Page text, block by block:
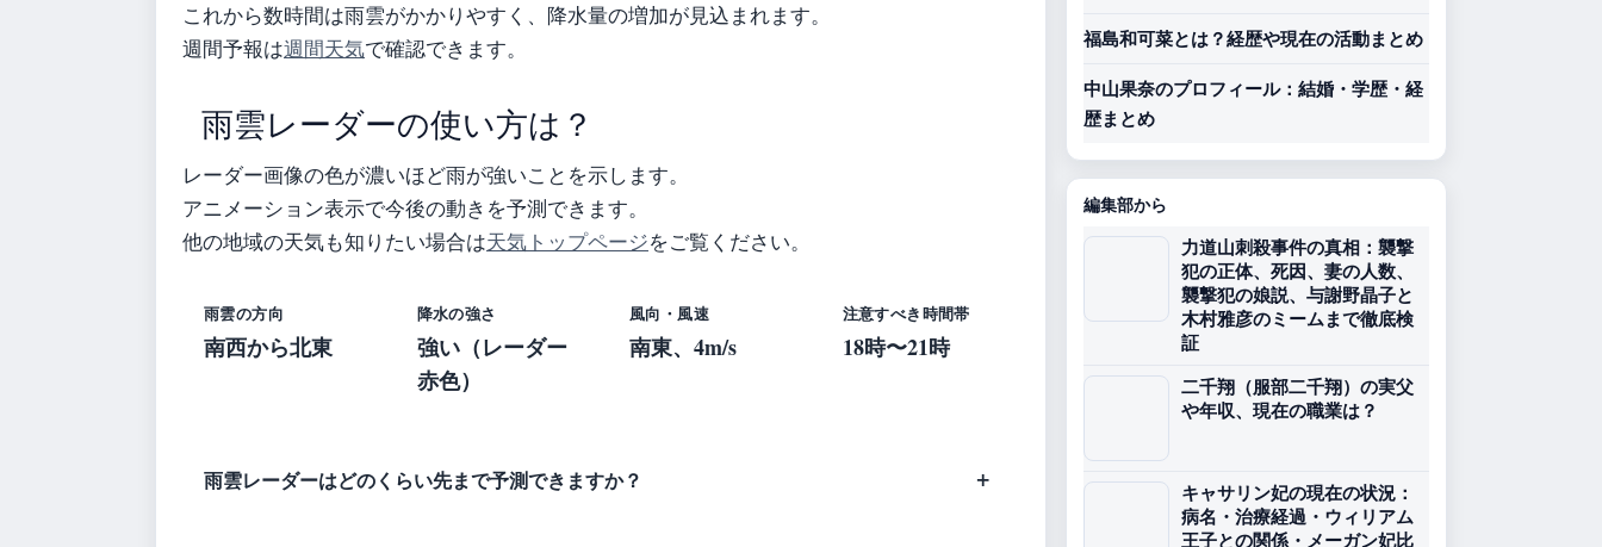
これから数時間は雨雲がかかりやすく、降水量の増加が見込まれます。
週間予報は週間天気で確認できます。
雨雲レーダーの使い方は？
レーダー画像の色が濃いほど雨が強いことを示します。
アニメーション表示で今後の動きを予測できます。
他の地域の天気も知りたい場合は天気トップページをご覧ください。
雨雲の方向
南西から北東
降水の強さ
強い（レーダー
赤色）
風向・風速
南東、4m/s
注意すべき時間帯
18時〜21時
雨雲レーダーはどのくらい先まで予測できますか？
福島和可菜とは？経歴や現在の活動まとめ
中山果奈のプロフィール：結婚・学歴・経
歴まとめ
編集部から
力道山刺殺事件の真相：襲撃
犯の正体、死因、妻の人数、
襲撃犯の娘説、与謝野晶子と
木村雅彦のミームまで徹底検
証
二千翔（服部二千翔）の実父
や年収、現在の職業は？
キャサリン妃の現在の状況：
病名・治療経過・ウィリアム
王子との関係・メーガン妃比